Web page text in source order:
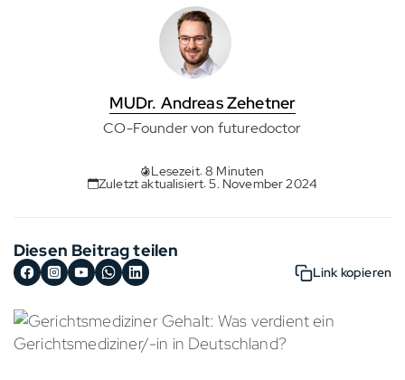
MUDr. Andreas Zehetner
CO-Founder von futuredoctor
Lesezeit: 8 Minuten
Zuletzt aktualisiert: 5. November 2024
Diesen Beitrag teilen
Link kopieren